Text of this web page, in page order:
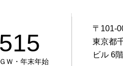
Ｗ・年末年始
〒101-
東京都
ビル 6階